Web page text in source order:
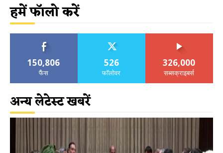
हमें फॉलो करें
150,806
फैंस
526
फॉलोवर
326,000
सब्सक्राइबर्स
अन्य लेटेस्ट खबरें